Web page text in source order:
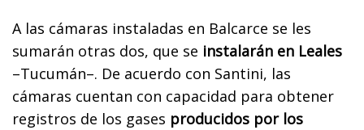
A las cámaras instaladas en Balcarce se les
sumarán otras dos, que se instalarán en Leales
–Tucumán–. De acuerdo con Santini, las
cámaras cuentan con capacidad para obtener
registros de los gases producidos por los